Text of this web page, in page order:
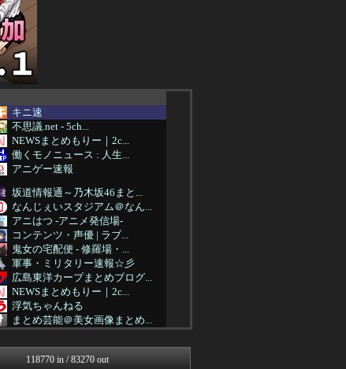
キニ速
不思議.net - 5ch...
NEWSまとめもりー｜2c...
働くモノニュース : 人生...
アニゲー速報
坂道情報通～乃木坂46まと...
なんじぇいスタジアム＠なん...
アニはつ -アニメ発信場-
コンテンツ・声優 | ラブ...
鬼女の宅配便 - 修羅場・...
軍事・ミリタリー速報☆彡
広島東洋カープまとめブログ...
NEWSまとめもりー｜2c...
浮気ちゃんねる
まとめ芸能＠美女画像まとめ...
おーるじゃんる
U-1 NEWS.
118770 in / 83270 out